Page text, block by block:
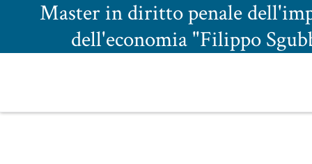
Master in diritto penale
dell'economia "Filippo